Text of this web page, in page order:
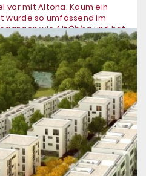
vor mit Altona. Kaum ein
wurde so umfassend im
wie AltOh!na und hat
Ergebnis geführt. Auf diesem
nebst